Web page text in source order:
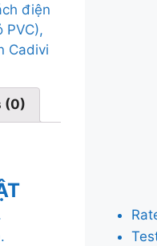
điện
PVC),
Cadivi
(0)